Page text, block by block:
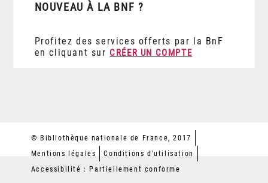
NOUVEAU À LA BNF ?
Profitez des services offerts par la BnF
en cliquant sur CRÉER UN COMPTE
© Bibliothèque nationale de France, 2017
Mentions légales
Conditions d'utilisation
Accessibilité : Partiellement conforme